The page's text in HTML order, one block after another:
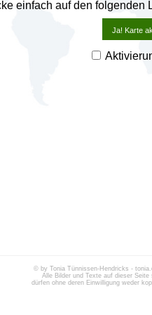
einfach auf den folgenden
Ja! Karte
© by Tonia Tünnissen-Hendricks -
Alle Bilder und Texte auf dieser
dürfen ohne deren Einwilligung weder